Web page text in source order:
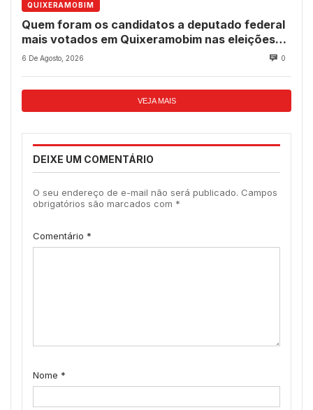
QUIXERAMOBIM
Quem foram os candidatos a deputado federal
mais votados em Quixeramobim nas eleições
de 2022?
6 De Agosto, 2026 0
VEJA MAIS
DEIXE UM COMENTÁRIO
O seu endereço de e-mail não será publicado. Campos
obrigatórios são marcados com *
Comentário *
Nome *